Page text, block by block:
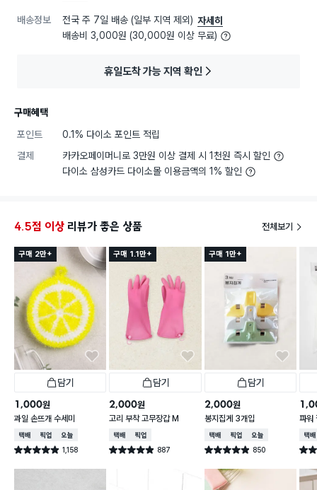
배송정보 전국 주 7일 배송 (일부 지역 제외) 자세히
배송비 3,000원 (30,000원 이상 무료)
휴일도착 가능 지역 확인
구매혜택
포인트
0.1% 다이소 포인트 적립
결제
카카오페이머니로 3만원 이상 결제 시 1천원 즉시 할인
다이소 삼성카드 다이소몰 이용금액의 1% 할인
4.5점 이상 리뷰가 좋은 상품 전체보기
구매 2만+
담기
1,000원
과일 손뜨개 수세미
택배배송매장픽업오늘배송
별점 4.9점 1,158
건 작성
구매 1.1만+
담기
2,000원
고리 부착 고무장갑 M
택배배송매장픽업
별점 4.9점 887
건 작성
구매 1만+
담기
2,000원
봉지집게 3개입
택배배송매장픽업오늘배송
별점 4.9점 850
건 작성
파워
택배
별점